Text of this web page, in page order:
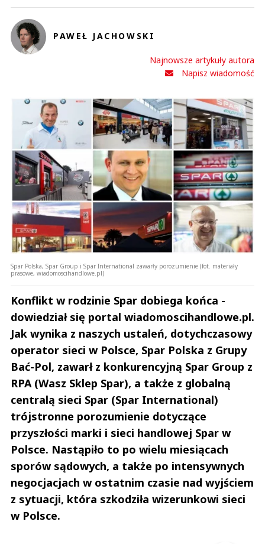
PAWEŁ JACHOWSKI
Najnowsze artykuły autora
Napisz wiadomość
Spar Polska, Spar Group i Spar International zawarły porozumienie (fot. materiały
prasowe, wiadomoscihandlowe.pl)
Konflikt w rodzinie Spar dobiega końca -
dowiedział się portal wiadomoscihandlowe.pl.
Jak wynika z naszych ustaleń, dotychczasowy
operator sieci w Polsce, Spar Polska z Grupy
Bać-Pol, zawarł z konkurencyjną Spar Group z
RPA (Wasz Sklep Spar), a także z globalną
centralą sieci Spar (Spar International)
trójstronne porozumienie dotyczące
przyszłości marki i sieci handlowej Spar w
Polsce. Nastąpiło to po wielu miesiącach
sporów sądowych, a także po intensywnych
negocjacjach w ostatnim czasie nad wyjściem
z sytuacji, która szkodziła wizerunkowi sieci
w Polsce.